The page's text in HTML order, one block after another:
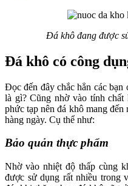
Đá khô đang được
Đá khô có công
Đọc đến đây chắc hẳn các
là gì? Cũng nhờ vào tính
phức tạp nên đá khô mang
hàng ngày. Cụ thể như:
Bảo quản thực phẩm
Nhờ vào nhiệt độ thấp cùng
được sử dụng rất nhiều trong